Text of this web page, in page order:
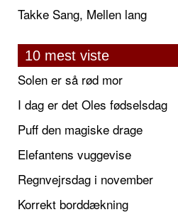
Takke Sang, Mellen lang
10 mest viste
Solen er så rød mor
I dag er det Oles fødselsdag
Puff den magiske drage
Elefantens vuggevise
Regnvejrsdag i november
Korrekt borddækning